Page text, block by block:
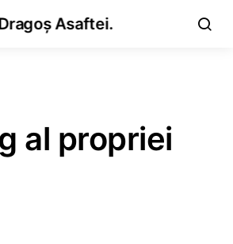
Asaftei.
al propriei